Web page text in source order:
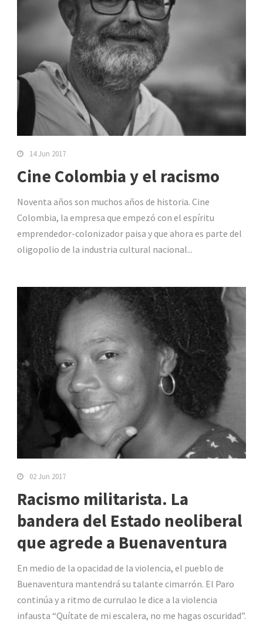
14 Jun 2017
Cine Colombia y el racismo
Noventa años son muchos años de historia. Cine
Colombia, la empresa que empezó con el espíritu
emprendedor-colonizador paisa y que ahora es parte del
oligopolio de la industria cultural nacional...
02 Jun 2017
Racismo militarista. La
bandera del Estado neoliberal
que agrede a Buenaventura
En medio de la opacidad de la violencia, el pueblo de
Buenaventura mantendrá su talante cimarrón. El Paro
continúa y a ritmo de currulao le dice a la violencia
infausta “Quítate de mi escalera, no me hagas oscuridad”.